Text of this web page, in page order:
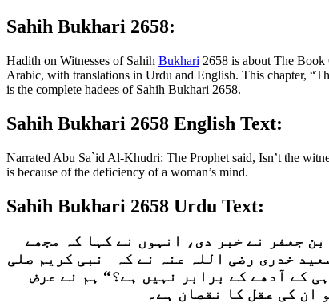
Sahih Bukhari 2658:
Hadith on Witnesses of Sahih Bukhari 2658 is about The
Arabic, with translations in Urdu and English. This chapter,
is the complete hadees of Sahih Bukhari 2658.
Sahih Bukhari 2658 English Text:
Narrated Abu Sa`id Al-Khudri: The Prophet said, Isn’t the
is because of the deficiency of a woman’s mind.
Sahih Bukhari 2658 Urdu Text:
جعفر نے خبر دی، انہوں نے کہا کہ مجھے
خدری رضی اللہ عنہ نے کہ نبی کریم صلی
کے آدھے کے برابر نہیں ہے؟“ ہم نے عرض